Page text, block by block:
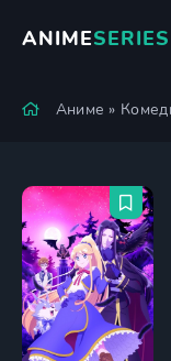
ANIMESERIES
Аниме »